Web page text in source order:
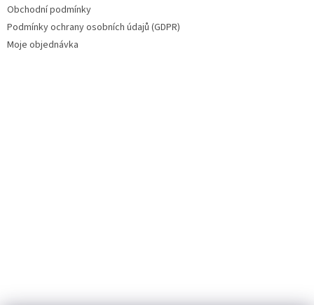
Obchodní podmínky
Podmínky ochrany osobních údajů (GDPR)
Moje objednávka